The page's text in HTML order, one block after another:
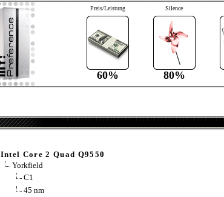
Preis/Leistung
60%
Silence
80%
Intel Core 2 Quad Q9550
Yorkfield
C1
45 nm